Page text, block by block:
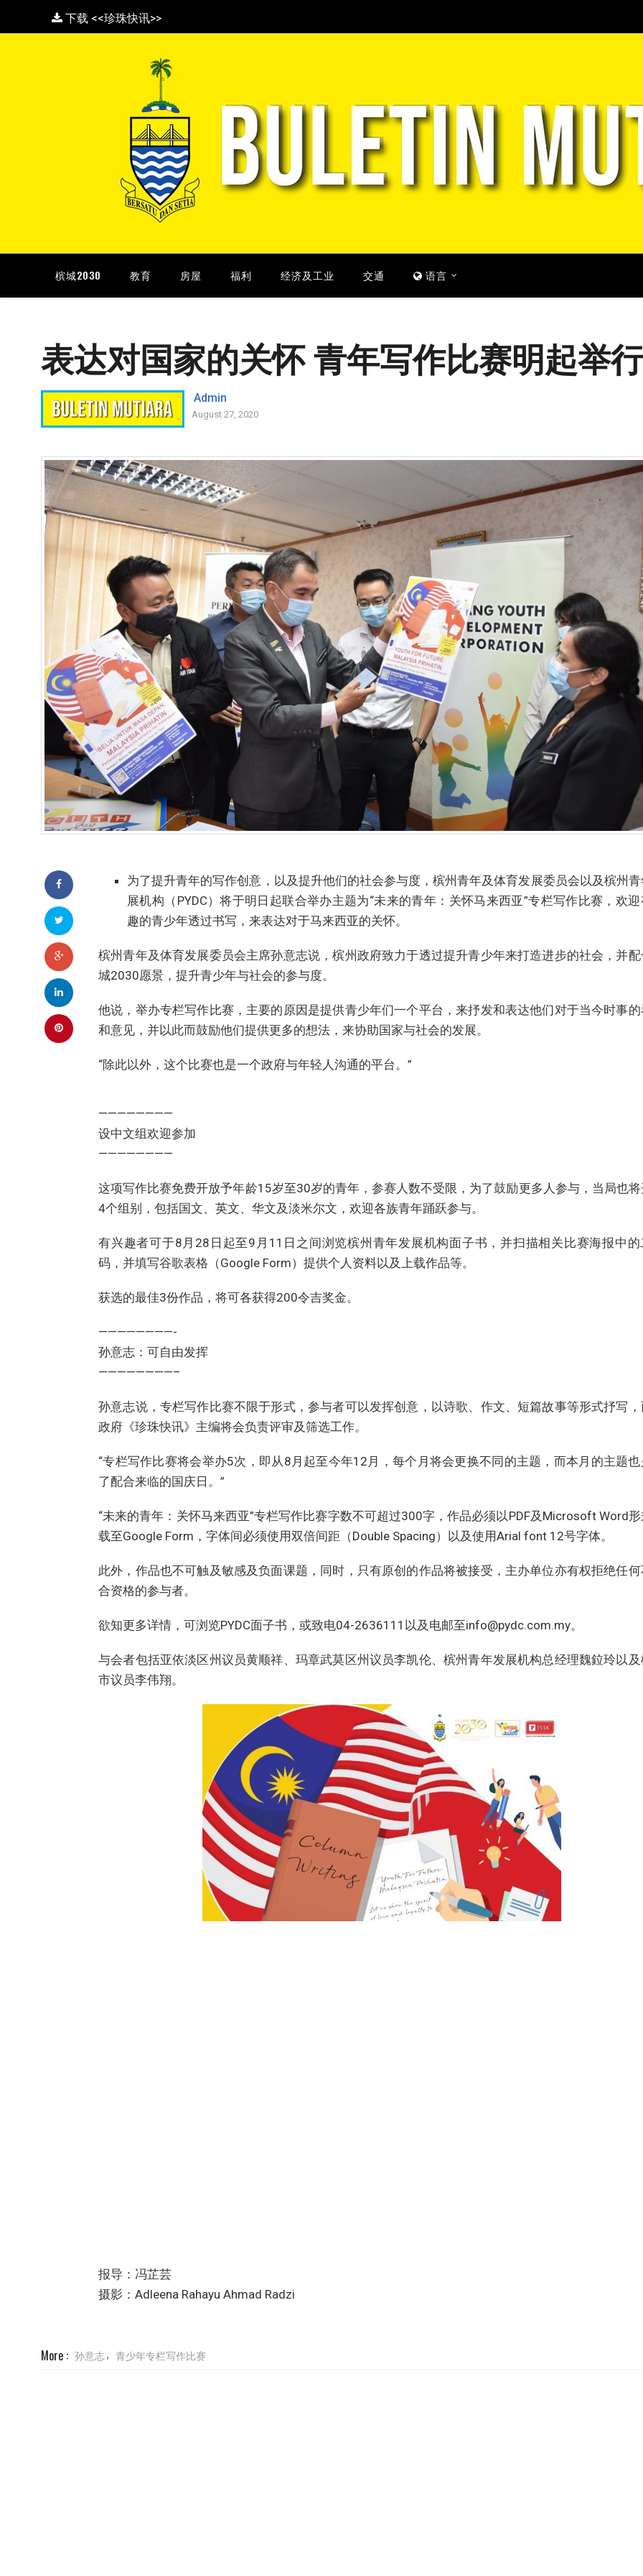
下载 <<珍珠快讯>>
槟城2030 教育 房屋 福利 经济及工业 交通 语言
表达对国家的关怀 青年写作比赛明起举行
Admin
August 27, 2020
为了提升青年的写作创意，以及提升他们的社会参与度，槟州青年及体育发展委员会以及槟州
展机构（PYDC）将于明日起联合举办主题为“未来的青年：关怀马来西亚”专栏写作比赛，欢
趣的青少年透过书写，来表达对于马来西亚的关怀。
槟州青年及体育发展委员会主席孙意志说，槟州政府致力于透过提升青少年来打造进步的社会，并
城2030愿景，提升青少年与社会的参与度。
他说，举办专栏写作比赛，主要的原因是提供青少年们一个平台，来抒发和表达他们对于当今时事
和意见，并以此而鼓励他们提供更多的想法，来协助国家与社会的发展。
“除此以外，这个比赛也是一个政府与年轻人沟通的平台。”
————————
设中文组欢迎参加
————————
这项写作比赛免费开放予年龄15岁至30岁的青年，参赛人数不受限，为了鼓励更多人参与，当局也
4个组别，包括国文、英文、华文及淡米尔文，欢迎各族青年踊跃参与。
有兴趣者可于8月28日起至9月11日之间浏览槟州青年发展机构面子书，并扫描相关比赛海报中的
码，并填写谷歌表格（Google Form）提供个人资料以及上载作品等。
获选的最佳3份作品，将可各获得200令吉奖金。
————————-
孙意志：可自由发挥
————————–
孙意志说，专栏写作比赛不限于形式，参与者可以发挥创意，以诗歌、作文、短篇故事等形式抒写
政府《珍珠快讯》主编将会负责评审及筛选工作。
“专栏写作比赛将会举办5次，即从8月起至今年12月，每个月将会更换不同的主题，而本月的主题
了配合来临的国庆日。”
“未来的青年：关怀马来西亚”专栏写作比赛字数不可超过300字，作品必须以PDF及Microsoft Word
载至Google Form，字体间必须使用双倍间距（Double Spacing）以及使用Arial font 12号字体。
此外，作品也不可触及敏感及负面课题，同时，只有原创的作品将被接受，主办单位亦有权拒绝任
合资格的参与者。
欲知更多详情，可浏览PYDC面子书，或致电04-2636111以及电邮至info@pydc.com.my。
与会者包括亚依淡区州议员黄顺祥、玛章武莫区州议员李凯伦、槟州青年发展机构总经理魏鉝玲以
市议员李伟翔。
报导：冯芷芸
摄影：Adleena Rahayu Ahmad Radzi
More : 孙意志, 青少年专栏写作比赛